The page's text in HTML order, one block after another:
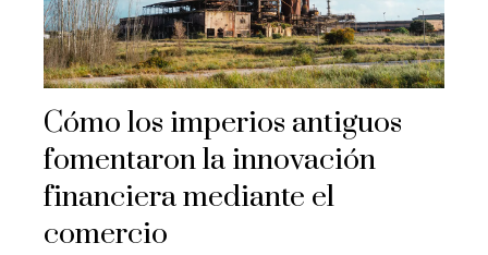
Cómo los imperios antiguos
fomentaron la innovación
financiera mediante el
comercio